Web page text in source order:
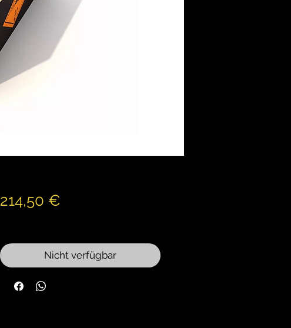
214,50 €Preis
Nicht verfügbar